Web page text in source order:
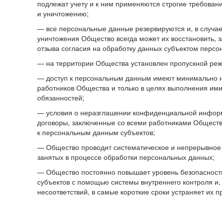
подлежат учету и к ним применяются строгие
и уничтожению;
— все персональные данные резервируются и, в
уничтожения Общество всегда может их восстановить,
отзыва согласия на обработку данных субъектом
— на территории Общества установлен пропускной
— доступ к персональным данным имеют минимально
работников Общества и только в целях выполнения
обязанностей;
— условия о неразглашении конфиденциальной
договоры, заключенные со всеми работниками
к персональным данным субъектов;
— Общество проводит систематическое и непрерывное
занятых в процессе обработки персональных данных;
— Общество постоянно повышает уровень
субъектов с помощью системы внутреннего контроля
несоответствий, в самые короткие сроки устраняет их